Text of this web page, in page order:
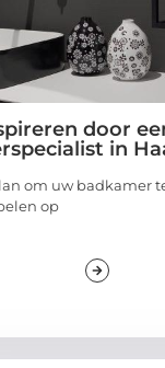
door
in
om uw badkamer
op